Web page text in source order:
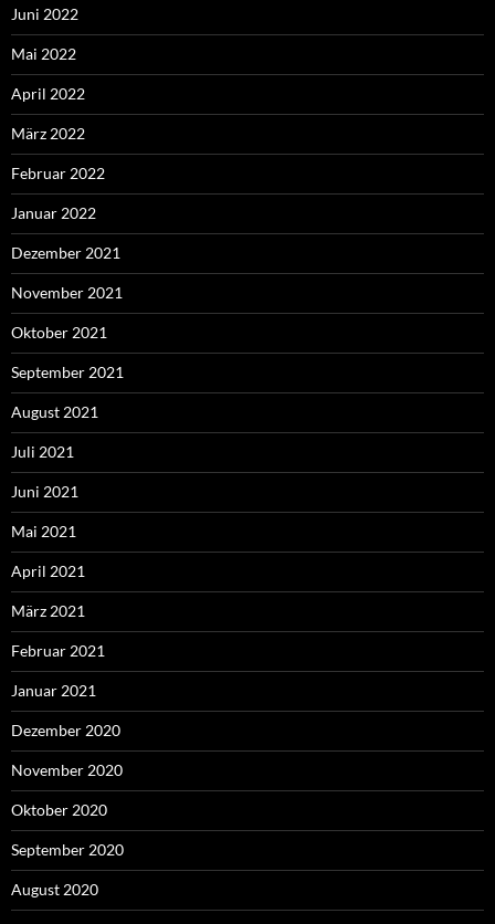
Juni 2022
Mai 2022
April 2022
März 2022
Februar 2022
Januar 2022
Dezember 2021
November 2021
Oktober 2021
September 2021
August 2021
Juli 2021
Juni 2021
Mai 2021
April 2021
März 2021
Februar 2021
Januar 2021
Dezember 2020
November 2020
Oktober 2020
September 2020
August 2020